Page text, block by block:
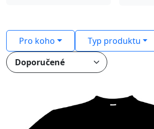
Pro koho Typ produktu